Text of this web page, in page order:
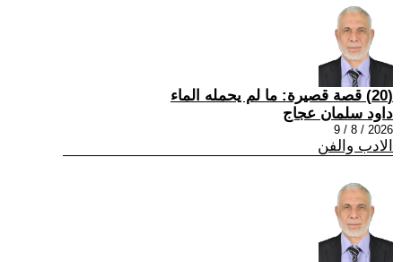
(20) قصة قصيرة: ما لم يحمله الماء
داود سلمان عجاج
2026 / 8 / 9
الادب والفن